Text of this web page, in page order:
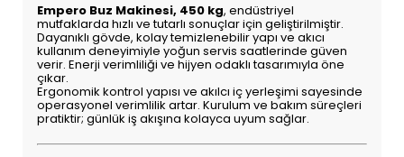
Empero Buz Makinesi, 450 kg, endüstriyel
mutfaklarda hızlı ve tutarlı sonuçlar için geliştirilmiştir.
Dayanıklı gövde, kolay temizlenebilir yapı ve akıcı
kullanım deneyimiyle yoğun servis saatlerinde güven
verir. Enerji verimliliği ve hijyen odaklı tasarımıyla öne
çıkar.
Ergonomik kontrol yapısı ve akılcı iç yerleşimi sayesinde
operasyonel verimlilik artar. Kurulum ve bakım süreçleri
pratiktir; günlük iş akışına kolayca uyum sağlar.